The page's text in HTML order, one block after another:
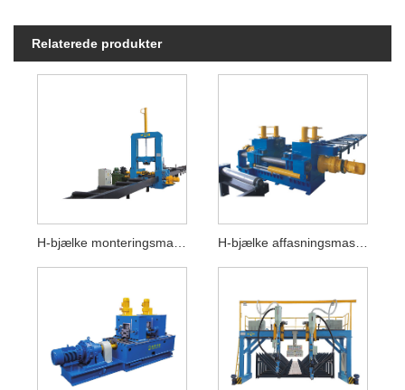
Relaterede produkter
H-bjælke monteringsmaskiner H-bjælke affasningsmaskiner